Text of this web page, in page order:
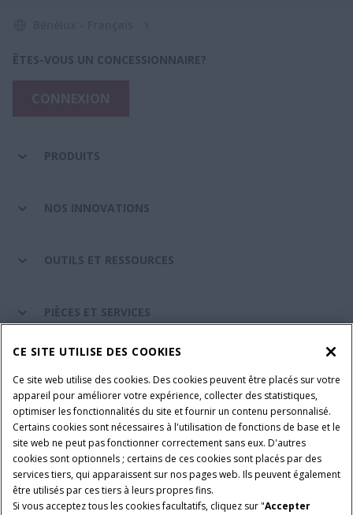
ÊTES-VOUS UN CONCESSIONNAIRE?
PRODUITS
NOS INNOVATIONS
OUTILS ET RESSOURCES
PIÈCES ET SERVICES
Conditions générales d'utilisation
Avis de confidentialité
Mentions légales
Paramètres des cookies
Telematics avis de confidentialité
© 2026 CNH Industrial America LLC. All Rights Reserved. Case IH is a
CE SITE UTILISE DES COOKIES
Ce site web utilise des cookies. Des cookies peuvent être placés sur votre
appareil pour améliorer votre expérience, collecter des statistiques,
optimiser les fonctionnalités du site et fournir un contenu personnalisé.
Certains cookies sont nécessaires à l'utilisation de fonctions de base et le
site web ne peut pas fonctionner correctement sans eux. D'autres
cookies sont optionnels ; certains de ces cookies sont placés par des
services tiers, qui apparaissent sur nos pages web. Ils peuvent également
être utilisés par ces tiers à leurs propres fins.
Si vous acceptez tous les cookies facultatifs, cliquez sur "Accepter